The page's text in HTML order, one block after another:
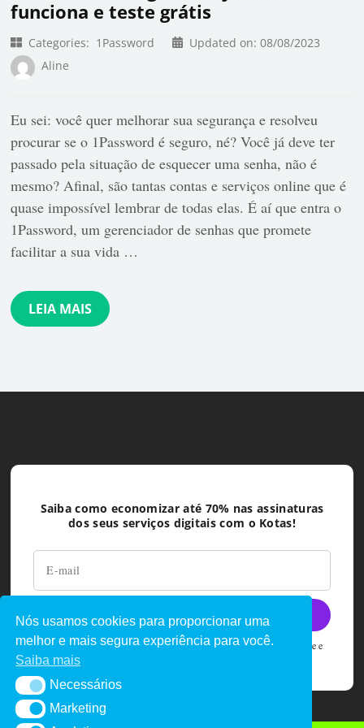
funciona e teste grátis
Categories: 1Password Updated on: 08/08/2023
Aline
Eu sei: você quer melhorar sua segurança e resolveu
procurar se o 1Password é seguro, né? Você já deve ter
passado pela situação de esquecer uma senha, não é
mesmo? Afinal, são tantas contas e serviços online que é
quase impossível lembrar de todas elas. É aí que entra o
1Password, um gerenciador de senhas que promete
facilitar a sua vida …
LEIA MAIS
Saiba como economizar até 70% nas assinaturas
dos seus serviços digitais com o Kotas!
Ao deixar seu e-mail você concorda com as políticas de privacidade e
Nós usamos cookies para proporcionar uma
melhor e mais segura experiência para você.
Saiba mais
NecessáriosNecessários
MarketingMarketing